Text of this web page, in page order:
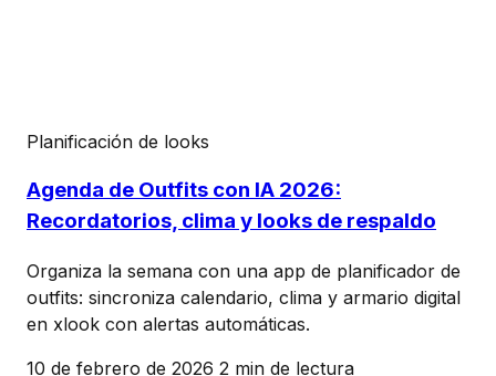
Planificación de looks
Agenda de Outfits con IA 2026:
Recordatorios, clima y looks de respaldo
Organiza la semana con una app de planificador de
outfits: sincroniza calendario, clima y armario digital
en xlook con alertas automáticas.
10 de febrero de 2026 2 min de lectura